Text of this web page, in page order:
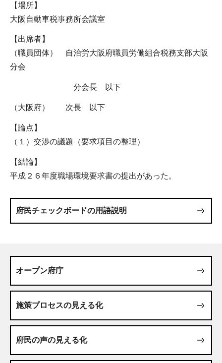
【場所】
大阪自動車税事務所会議室
【出席者】
（職員団体） 自治労大阪府職員労働組合税務支部大阪
分会
分会長 以下
（大阪府） 次長 以下
【論点】
（１）交渉の議題（要求項目の整理）
【結論】
平成２６年度職場環境要求書の提出があった。
府民チェックボードの用語説明
オープン府庁
施策プロセスの見える化
府民の声の見える化